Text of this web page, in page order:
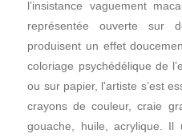
l’insistance vaguement
représentée ouverte sur
produisent un effet
coloriage psychédélique de
ou sur papier, l'artiste s’est
crayons de couleur, craie
gouache, huile, acrylique. Il